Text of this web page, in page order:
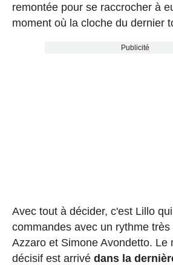
remontée pour se raccrocher à
moment où la cloche du dernier
Publicité
Avec tout à décider, c'est Lillo
commandes avec un rythme
Azzaro et Simone Avondetto. Le
décisif est arrivé dans la